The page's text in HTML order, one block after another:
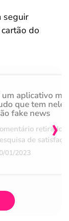
seguir
do
um aplicativo
que tem nele
fake news
retirado
de
01/2023
›